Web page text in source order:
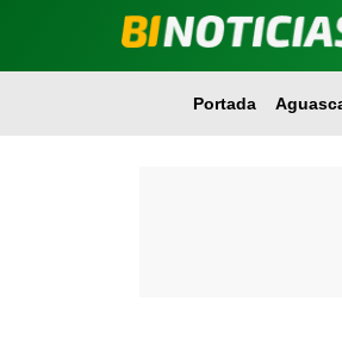
Portada